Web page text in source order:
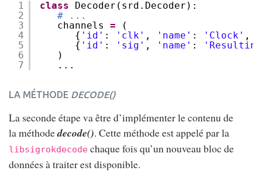
1
2
3
4
5
6
7
class
Decoder(srd.Decoder):
# ...
channels =
(
{ 'id' : 'clk' , 'name' : 'Clock' ,
{ 'id' : 'sig' , 'name' :
)
...
LA MÉTHODE DECODE()
La seconde étape va être d’implémenter le contenu de
la méthodedecode(). Cette méthode est appelé par la
libsigrokdecode chaque fois qu’un nouveau bloc de
données à traiter est disponible.